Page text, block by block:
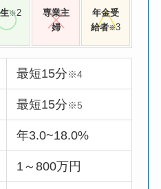
※2
専業主
婦
年金受
給者※3
最短15分※4
最短15分※5
年3.0~18.0%
1～800万円